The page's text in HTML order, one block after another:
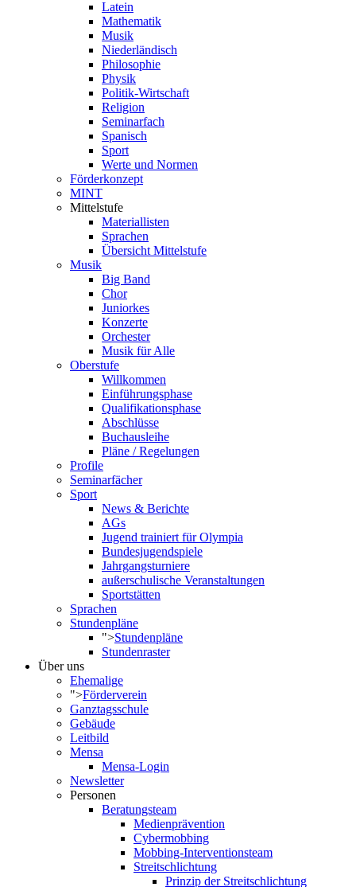
Latein
Mathematik
Musik
Niederländisch
Philosophie
Physik
Politik-Wirtschaft
Religion
Seminarfach
Spanisch
Sport
Werte und Normen
Förderkonzept
MINT
Mittelstufe
Materiallisten
Sprachen
Übersicht Mittelstufe
Musik
Big Band
Chor
Juniorkes
Konzerte
Orchester
Musik für Alle
Oberstufe
Willkommen
Einführungsphase
Qualifikationsphase
Abschlüsse
Buchausleihe
Pläne / Regelungen
Profile
Seminarfächer
Sport
News & Berichte
AGs
Jugend trainiert für Olympia
Bundesjugendspiele
Jahrgangsturniere
außerschulische Veranstaltungen
Sportstätten
Sprachen
Stundenpläne
">Stundenpläne
Stundenraster
Über uns
Ehemalige
">Förderverein
Ganztagsschule
Gebäude
Leitbild
Mensa
Mensa-Login
Newsletter
Personen
Beratungsteam
Medienprävention
Cybermobbing
Mobbing-Interventionsteam
Streitschlichtung
Prinzip der Streitschlichtung